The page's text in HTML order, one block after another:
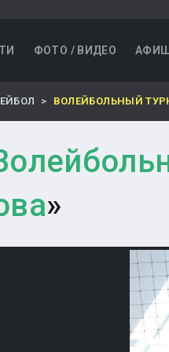
ФОТО / ВИДЕО
ВОЛЕЙБОЛЬНЫЙ
»